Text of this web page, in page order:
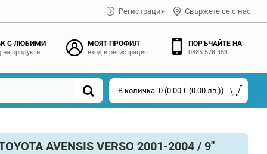
Регистрация Свържете се с нас
С ЛЮБИМИ
на продукти
МОЯТ ПРОФИЛ
вход и регистрация
ПОРЪЧАЙТЕ НА
0885 578 453
В количка: 0 (0.00 € (0.00 лв.))
AVENSIS VERSO 2001-2004 / 9"